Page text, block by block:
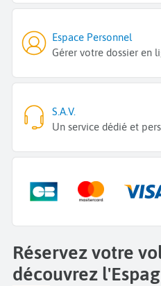
Espace Personnel
Gérer votre dossier en
S.A.V.
Un service dédié et
Réservez votre
découvrez